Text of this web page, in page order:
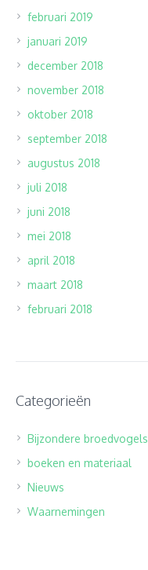
februari 2019
januari 2019
december 2018
november 2018
oktober 2018
september 2018
augustus 2018
juli 2018
juni 2018
mei 2018
april 2018
maart 2018
februari 2018
Categorieën
Bijzondere broedvogels
boeken en materiaal
Nieuws
Waarnemingen